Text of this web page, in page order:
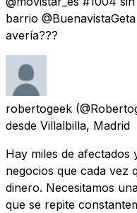
barrio
avería???
robertogeek
desde Villalbilla, Madrid
Hay miles de
negocios que cada vez
dinero. Necesitamos
que se repite